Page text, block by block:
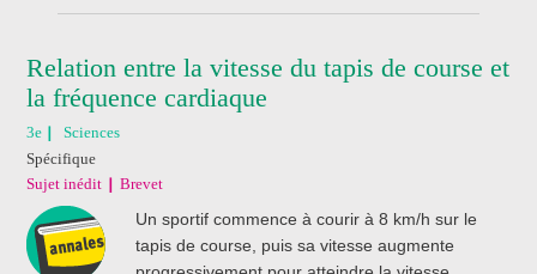
Relation entre la vitesse du tapis de course et
la fréquence cardiaque
3e
Sciences
Spécifique
Sujet inédit
Brevet
Un sportif commence à courir à 8 km/h sur le
tapis de course, puis sa vitesse augmente